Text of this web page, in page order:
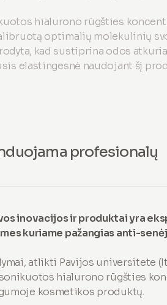
hialurono rūgšties
optimalių molekulinių
kad sustiprina odos
elastingesnė naudojant šį
profesionalų
inovacijos ir produktai yra
kuriame pažangias anti-
atlikti Pavijos universitete
hialurono rūgšties
kosmetikos produktų.